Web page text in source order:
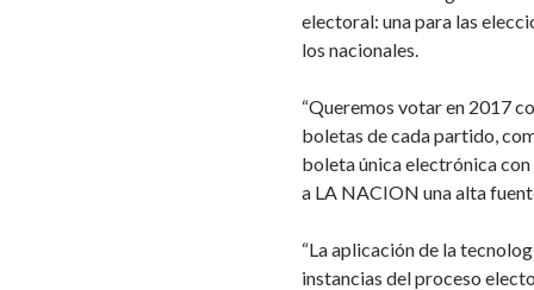
electoral: una para las
los nacionales.
“Queremos votar en 2017
boletas de cada partido,
boleta única electrónica
a LA NACION una alta
“La aplicación de la
instancias del proceso